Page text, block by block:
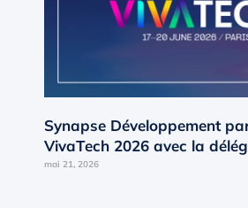
Synapse Développement
VivaTech 2026 avec la
Occitanie d’AD’OCC
mai 21, 2026